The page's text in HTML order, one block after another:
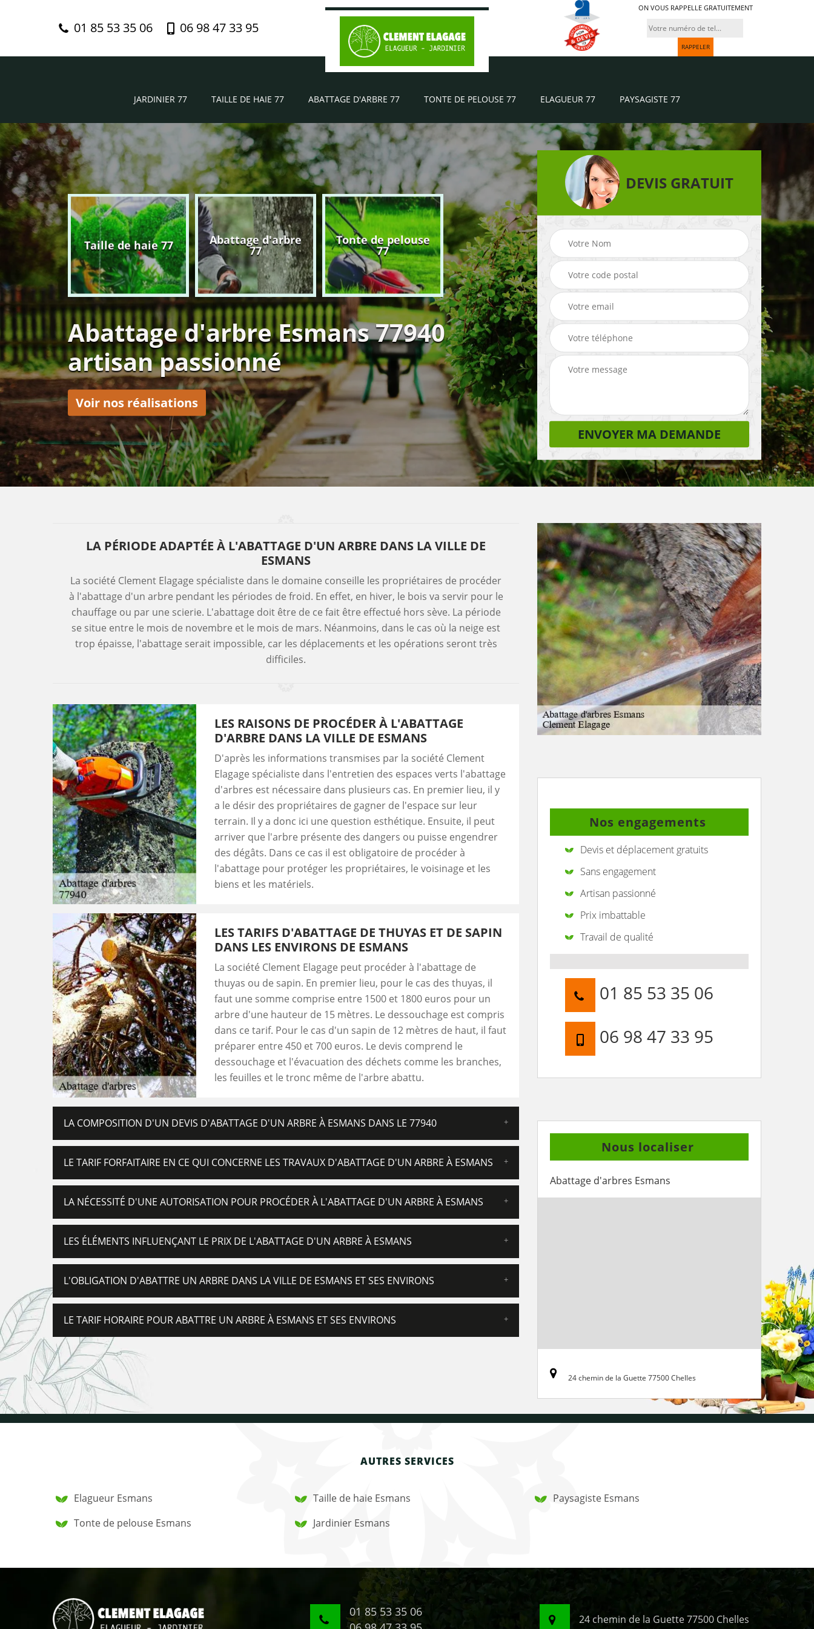
01 85 53 35 06 06 98 47 33 95
ON VOUS RAPPELLE GRATUITEMENT
JARDINIER 77 TAILLE DE HAIE 77 ABATTAGE D'ARBRE 77 TONTE DE PELOUSE 77 ELAGUEUR 77 PAYSAGISTE 77
Taille de haie 77 Abattage d'arbre
77
Tonte de pelouse
77 Elagueur 77 Paysagiste 77 Jardinier 77
Abattage d'arbre Esmans 77940
artisan passionné
Voir nos réalisations
DEVIS GRATUIT
LA PÉRIODE ADAPTÉE À L'ABATTAGE D'UN ARBRE DANS LA VILLE DE
ESMANS
La société Clement Elagage spécialiste dans le domaine conseille les propriétaires de procéder
à l'abattage d'un arbre pendant les périodes de froid. En effet, en hiver, le bois va servir pour le
chauffage ou par une scierie. L'abattage doit être de ce fait être effectué hors sève. La période
se situe entre le mois de novembre et le mois de mars. Néanmoins, dans le cas où la neige est
trop épaisse, l'abattage serait impossible, car les déplacements et les opérations seront très
difficiles.
LES RAISONS DE PROCÉDER À L'ABATTAGE
D'ARBRE DANS LA VILLE DE ESMANS
D'après les informations transmises par la société Clement
Elagage spécialiste dans l'entretien des espaces verts l'abattage
d'arbres est nécessaire dans plusieurs cas. En premier lieu, il y
a le désir des propriétaires de gagner de l'espace sur leur
terrain. Il y a donc ici une question esthétique. Ensuite, il peut
arriver que l'arbre présente des dangers ou puisse engendrer
des dégâts. Dans ce cas il est obligatoire de procéder à
l'abattage pour protéger les propriétaires, le voisinage et les
biens et les matériels.
LES TARIFS D'ABATTAGE DE THUYAS ET DE SAPIN
DANS LES ENVIRONS DE ESMANS
La société Clement Elagage peut procéder à l'abattage de
thuyas ou de sapin. En premier lieu, pour le cas des thuyas, il
faut une somme comprise entre 1500 et 1800 euros pour un
arbre d'une hauteur de 15 mètres. Le dessouchage est compris
dans ce tarif. Pour le cas d'un sapin de 12 mètres de haut, il faut
préparer entre 450 et 700 euros. Le devis comprend le
dessouchage et l'évacuation des déchets comme les branches,
les feuilles et le tronc même de l'arbre abattu.
LA COMPOSITION D'UN DEVIS D'ABATTAGE D'UN ARBRE À ESMANS DANS LE 77940
LE TARIF FORFAITAIRE EN CE QUI CONCERNE LES TRAVAUX D'ABATTAGE D'UN ARBRE À ESMANS
LA NÉCESSITÉ D'UNE AUTORISATION POUR PROCÉDER À L'ABATTAGE D'UN ARBRE À ESMANS
LES ÉLÉMENTS INFLUENÇANT LE PRIX DE L'ABATTAGE D'UN ARBRE À ESMANS
L'OBLIGATION D'ABATTRE UN ARBRE DANS LA VILLE DE ESMANS ET SES ENVIRONS
LE TARIF HORAIRE POUR ABATTRE UN ARBRE À ESMANS ET SES ENVIRONS
Nos engagements
Devis et déplacement gratuits
Sans engagement
Artisan passionné
Prix imbattable
Travail de qualité
01 85 53 35 06
06 98 47 33 95
Nous localiser
Abattage d'arbres Esmans
24 chemin de la Guette 77500 Chelles
AUTRES SERVICES
Elagueur Esmans
Tonte de pelouse Esmans
Taille de haie Esmans
Jardinier Esmans
Paysagiste Esmans
01 85 53 35 06
24 chemin de la Guette 77500 Chelles